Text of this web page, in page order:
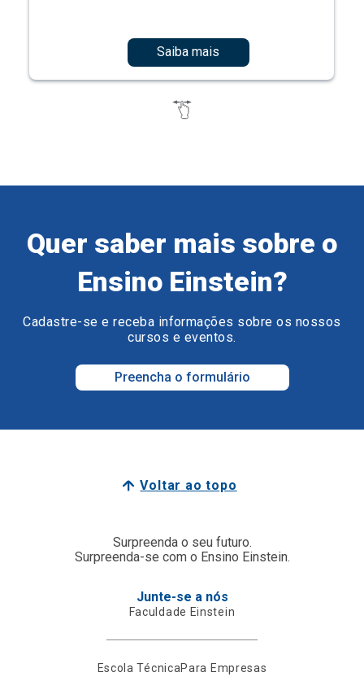
Saiba mais
Quer saber mais sobre o
Ensino Einstein?
Cadastre-se e receba informações sobre os nossos
cursos e eventos.
Preencha o formulário
Voltar ao topo
Surpreenda o seu futuro.
Surpreenda-se com o Ensino Einstein.
Junte-se a nós
Faculdade Einstein
Escola TécnicaPara Empresas